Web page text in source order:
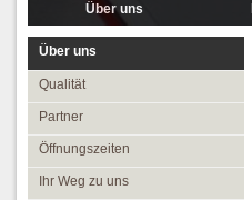
Über uns
Partner
Ihr Weg zu uns
Presse
Über uns
Qualität
Partner
Öffnungszeiten
Ihr Weg zu uns